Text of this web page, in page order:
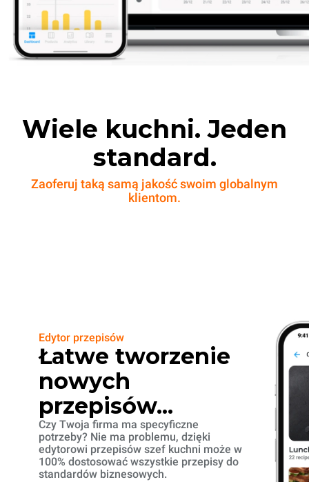
Wiele kuchni. Jeden
standard.
Zaoferuj taką samą jakość swoim globalnym
klientom.
Edytor przepisów
Łatwe tworzenie
nowych
przepisów...
Czy Twoja firma ma specyficzne
potrzeby? Nie ma problemu, dzięki
edytorowi przepisów szef kuchni może w
100% dostosować wszystkie przepisy do
standardów biznesowych.